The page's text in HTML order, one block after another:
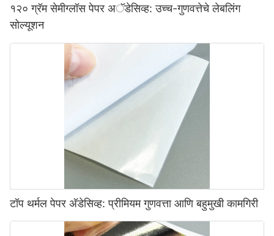
१२० ग्रॅम सेमीग्लॉस पेपर अॅडेसिव्ह: उच्च-गुणवत्तेचे लेबलिंग
सोल्यूशन
टॉप थर्मल पेपर अ‍ॅडेसिव्ह: प्रीमियम गुणवत्ता आणि बहुमुखी कामगिरी